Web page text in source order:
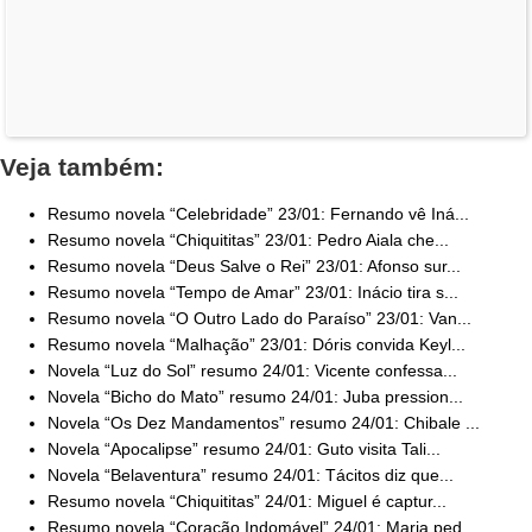
Veja também:
Resumo novela “Celebridade” 23/01: Fernando vê Iná...
Resumo novela “Chiquititas” 23/01: Pedro Aiala che...
Resumo novela “Deus Salve o Rei” 23/01: Afonso sur...
Resumo novela “Tempo de Amar” 23/01: Inácio tira s...
Resumo novela “O Outro Lado do Paraíso” 23/01: Van...
Resumo novela “Malhação” 23/01: Dóris convida Keyl...
Novela “Luz do Sol” resumo 24/01: Vicente confessa...
Novela “Bicho do Mato” resumo 24/01: Juba pression...
Novela “Os Dez Mandamentos” resumo 24/01: Chibale ...
Novela “Apocalipse” resumo 24/01: Guto visita Tali...
Novela “Belaventura” resumo 24/01: Tácitos diz que...
Resumo novela “Chiquititas” 24/01: Miguel é captur...
Resumo novela “Coração Indomável” 24/01: Maria ped...